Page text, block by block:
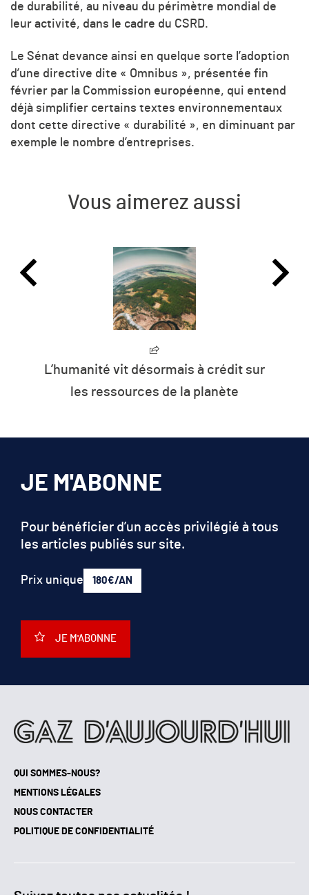
de durabilité, au niveau du périmètre mondial de
leur activité, dans le cadre du CSRD.
Le Sénat devance ainsi en quelque sorte l’adoption
d’une directive dite « Omnibus », présentée fin
février par la Commission européenne, qui entend
déjà simplifier certains textes environnementaux
dont cette directive « durabilité », en diminuant par
exemple le nombre d’entreprises.
Vous aimerez aussi
L’humanité vit désormais à crédit sur
les ressources de la planète
QUI SOMMES-NOUS?
MENTIONS LÉGALES
NOUS CONTACTER
POLITIQUE DE CONFIDENTIALITÉ
JE M'ABONNE
Pour bénéficier d’un accès privilégié à tous
les articles publiés sur site.
Prix unique 180€/AN
JE M'ABONNE